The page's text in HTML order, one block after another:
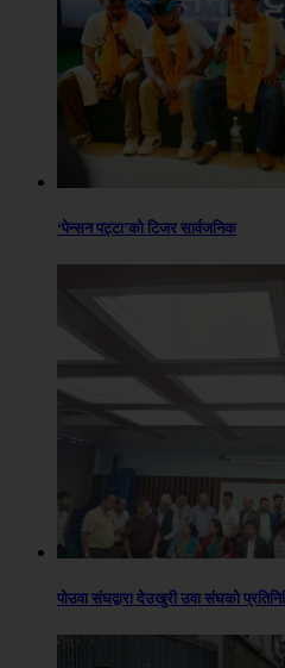
‘पेन्सन पट्टा’को टिजर सार्वजनिक
पोउवा संघद्वारा देउखुरी उवा संघको